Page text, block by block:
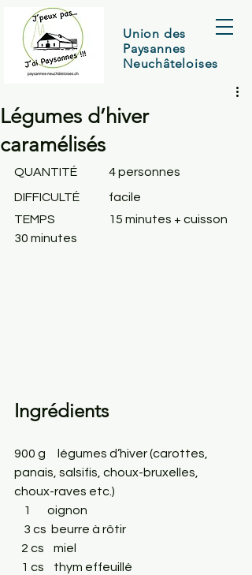
Union des
Paysannes
Neuchâteloises
Légumes d’hiver
caramélisés
QUANTITÉ	4 personnes
DIFFICULTÉ	facile
TEMPS
30 minutes
Ingrédients
900 g     légumes d’hiver (carottes,
panais, salsifis, choux-bruxelles,
choux-raves etc.)
    1       oignon
    3 cs  beurre à rôtir
   2 cs    miel
   1 cs    thym effeuillé